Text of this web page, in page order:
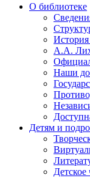
О библиотеке
А.А.
Наши
Детям и
Детское